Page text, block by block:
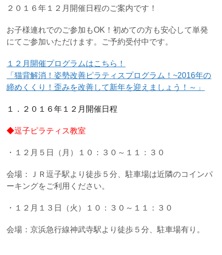
２０１６年１２月開催日程のご案内です！
お子様連れでのご参加もOK！初めての方も安心して単発
にてご参加いただけます。ご予約受付中です。
１２月開催プログラムはこちら！
「猫背解消！姿勢改善ピラティスプログラム！~2016年の
締めくくり！歪みを改善して新年を迎えましょう！～」
１．２０１６年１２月開催日程
◆逗子ピラティス教室
・１２月５日（月）１０：３０～１１：３０
会場：ＪＲ逗子駅より徒歩５分、駐車場は近隣のコインパ
ーキングをご利用ください。
・１２月１３日（火）１０：３０～１１：３０
会場：京浜急行線神武寺駅より徒歩５分、駐車場有り。